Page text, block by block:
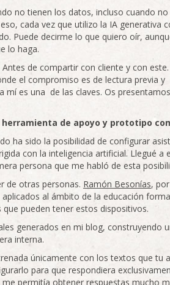
no tienen los datos, incluso cuando
cada vez que utilizo la IA generativa
Puede decirme lo que quiero oír,
lo haga.
de compartir con cliente y con
el compromiso es de lectura previa y
mí es una de las claves. Os
de apoyo y prototipo
ha sido la posibilidad de configurar
con la inteligencia artificial. Llegué a
persona que me habló de esta
de otras personas. Ramón Besonías,
al ámbito de la educación
pueden tener estos dispositivos.
generados en mi blog, construyendo
interna.
únicamente con los textos que tu
para que respondiera
permitía obtener respuestas mucho